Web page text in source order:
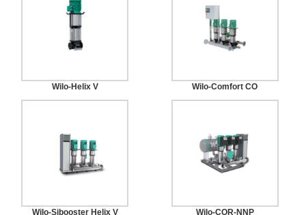
Wilo-Helix V Wilo-Comfort CO
Wilo-Sibooster Helix V Wilo-COR-NNP